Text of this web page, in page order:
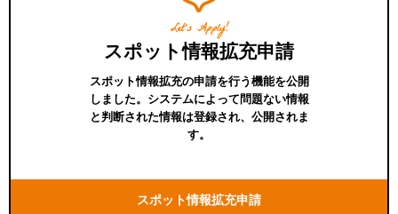
Let's Apply!
スポット情報拡充申請
スポット情報拡充の申請を行う機能を公開
しました。システムによって問題ない情報
と判断された情報は登録され、公開されま
す。
スポット情報拡充申請